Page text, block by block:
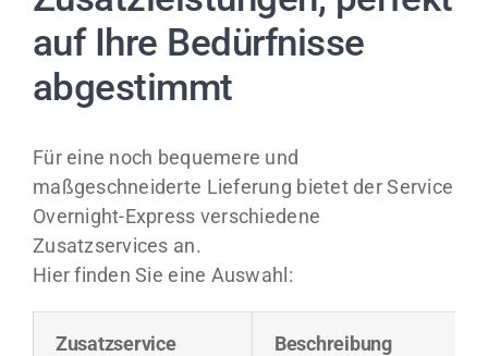
auf Ihre Bedürfnisse
abgestimmt
Für eine noch bequemere und
maßgeschneiderte Lieferung bietet der Service
Overnight-Express verschiedene
Zusatzservices an.
Hier finden Sie eine Auswahl:
Zusatzservice Beschreibung